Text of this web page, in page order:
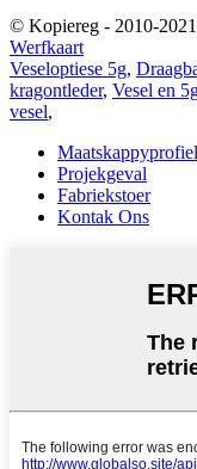
© Kopiereg - 2010-
Werfkaart
Veseloptiese 5g,
kragontleder, Vesel en
vesel,
Maatskappyprofiel
Projekgeval
Fabriekstoer
Kontak Ons